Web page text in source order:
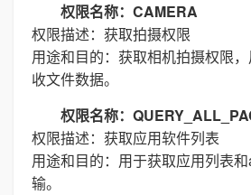
权限名称：CAMERA
权限描述：获取拍摄权限
用途和目的：获取相机拍摄权限
收文件数据。
权限名称：
权限描述：获取应用软件列表
用途和目的：用于获取应用列表
输。